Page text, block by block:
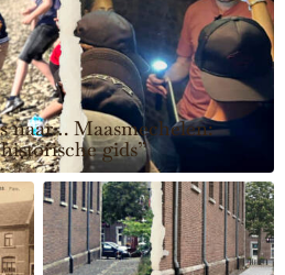
naar… Maasmechelen:
gids”